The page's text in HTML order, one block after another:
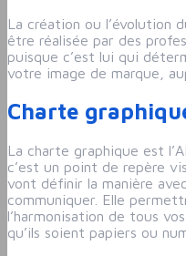
La création ou l’évolution
être réalisée par des
puisque c’est lui qui
votre image de marque,
Charte
La charte graphique est
c’est un point de repère
vont définir la manière
communiquer. Elle
l’harmonisation de tous
qu’ils soient papiers ou